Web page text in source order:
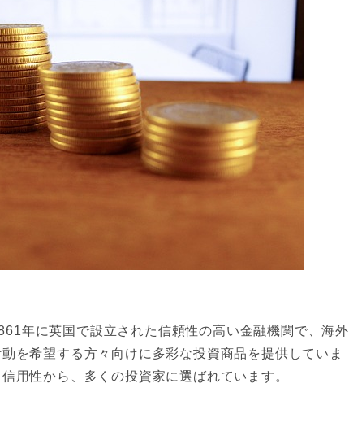
年に英国で設立された信頼性の高い金融機関で、海外
を希望する方々向けに多彩な投資商品を提供していま
用性から、多くの投資家に選ばれています。